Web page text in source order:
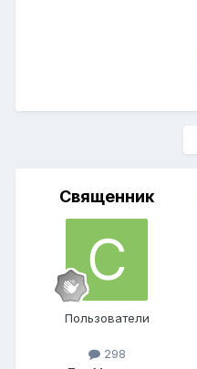
Священник
Пользователи
298